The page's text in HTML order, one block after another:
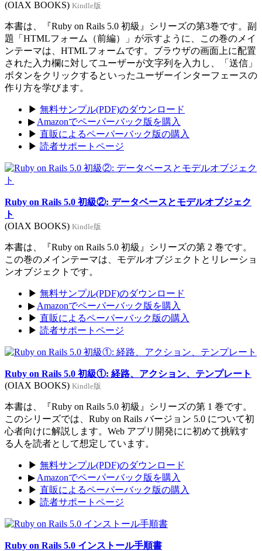
(OIAX BOOKS) Kindle版
本書は、『Ruby on Rails 5.0 初級』シリーズの第3巻です。副
題「HTMLフォーム（前編）」が示すように、この巻のメイ
ンテーマは、HTMLフォームです。ブラウザの画面上に配置
された入力欄に対してユーザーが文字列を入力し、「送信」
ボタンをクリックするといったユーザーインターフェースの
作り方を学びます。
▶ 無料サンプル(PDF)のダウンロード
▶ Amazonでペーパーバック版を購入
▶ 直販によるペーパーバック版の購入
▶ 読者サポートページ
Ruby on Rails 5.0 初級②: データベースとモデルオブジェク
ト
(OIAX BOOKS) Kindle版
本書は、『Ruby on Rails 5.0 初級』シリーズの第 2 巻です。
この巻のメインテーマは、モデルオブジェクトとリレーショ
ンオブジェクトです。
▶ 無料サンプル(PDF)のダウンロード
▶ Amazonでペーパーバック版を購入
▶ 直販によるペーパーバック版の購入
▶ 読者サポートページ
Ruby on Rails 5.0 初級①: 経路、アクション、テンプレート
(OIAX BOOKS) Kindle版
本書は、『Ruby on Rails 5.0 初級』シリーズの第 1 巻です。
このシリーズでは、Ruby on Rails バージョン 5.0 について初
心者向けに解説します。Web アプリ開発にに初めて挑戦す
る人を読者として想定しています。
▶ 無料サンプル(PDF)のダウンロード
▶ Amazonでペーパーバック版を購入
▶ 直販によるペーパーバック版の購入
▶ 読者サポートページ
Ruby on Rails 5.0 インストール手順書